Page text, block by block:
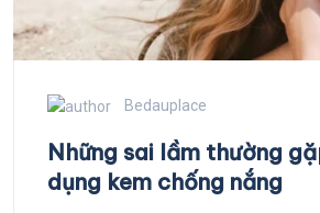
Bedauplace
Những sai lầm thường
dụng kem chống nắng